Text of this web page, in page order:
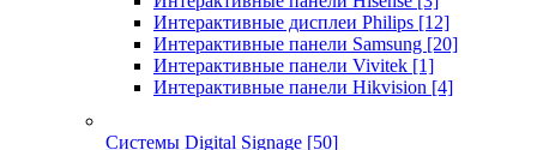
Интерактивные дисплеи Philips [12]
Интерактивные панели Samsung [20]
Интерактивные панели Vivitek [1]
Интерактивные панели Hikvision [4]
Системы Digital Signage [50]